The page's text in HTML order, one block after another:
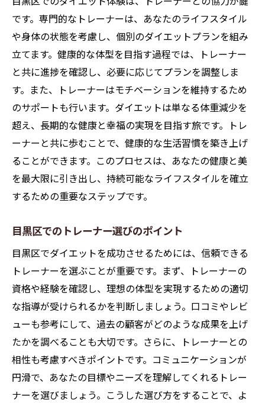
です。専門的なトレーナーは、あなたのライフスタイル
や身体の状態を考慮し、個別のダイエットプランを組み
立てます。健康的な体型を目指す過程では、トレーナー
と共に進捗を確認し、必要に応じてプランを調整しま
す。また、トレーナーはモチベーションを維持するため
のサポートも行います。ダイエットは単なる体重減少を
超え、長期的な健康と幸福の実現を目指す旅です。トレ
ーナーと共に歩むことで、健康的な生活習慣を築き上げ
ることができます。このプロセスは、あなたの健康と美
を最大限に引き出し、持続可能なライフスタイルを確立
するための重要なステップです。
目黒区でのトレーナー選びのポイント
目黒区でダイエットを成功させるためには、信頼できる
トレーナーを選ぶことが重要です。まず、トレーナーの
資格や経験を確認し、理想の体型を実現するための適切
な指導が受けられるかを判断しましょう。口コミやレビ
ューも参考にして、過去の顧客がどのような成果を上げ
たかを調べることも大切です。さらに、トレーナーとの
相性も考慮すべきポイントです。コミュニケーションが
円滑で、あなたの目標やニーズを理解してくれるトレー
ナーを選びましょう。こうした選び方をすることで、よ